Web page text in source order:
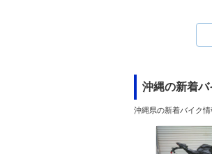
沖縄の新着バ
沖縄県の新着バイク